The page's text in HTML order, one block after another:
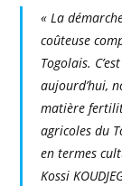
« La
coûteuse
Togolais.
aujourd’hui,
matière
agricoles du
en termes
Kossi